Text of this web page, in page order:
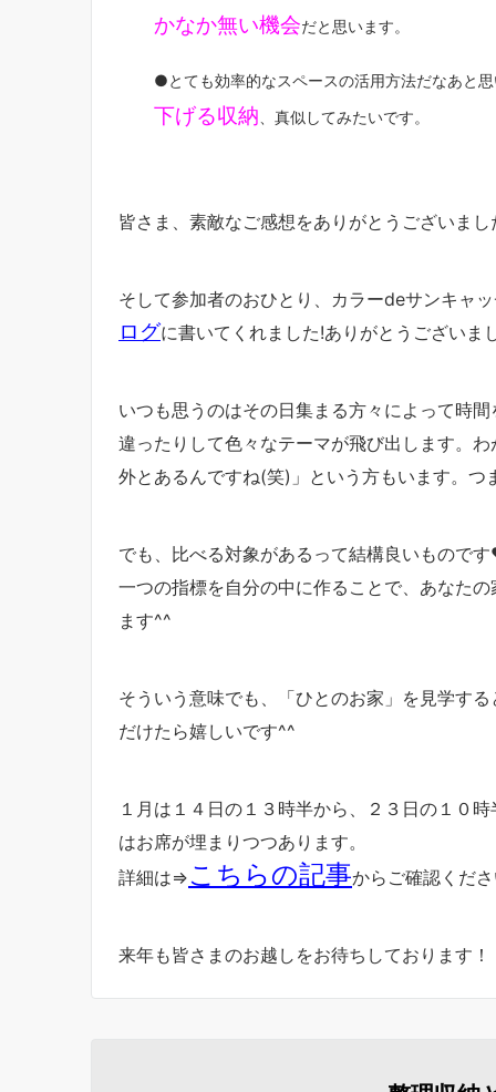
かなか無い機会だと思います。
●とても効率的なスペースの活用方法だなあと
下げる収納 、真似してみたいです。
皆さま、素敵なご感想をありがとうございまし
そして参加者のおひとり、カラーdeサンキャ
ログに書いてくれました!ありがとうございま
いつも思うのはその日集まる方々によって時
違ったりして色々なテーマが飛び出します。
外とあるんですね(笑)」という方もいます。
でも、比べる対象があるって結構良いもので
一つの指標を自分の中に作ることで、あなた
ます^^
そういう意味でも、「ひとのお家」を見学す
だけたら嬉しいです^^
１月は１４日の１３時半から、２３日の１０
はお席が埋まりつつあります。
詳細は⇒こちらの記事からご確認くだ
来年も皆さまのお越しをお待ちしております！